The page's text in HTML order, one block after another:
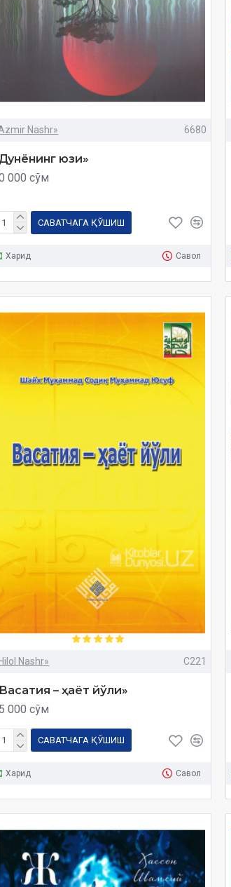
Nashr» 6680
юзи»
000 сўм
САВАТЧАГА ҚЎШИШ
Харид Савол
Nashr» C221
– ҳаёт йўли»
000 сўм
САВАТЧАГА ҚЎШИШ
Харид Савол